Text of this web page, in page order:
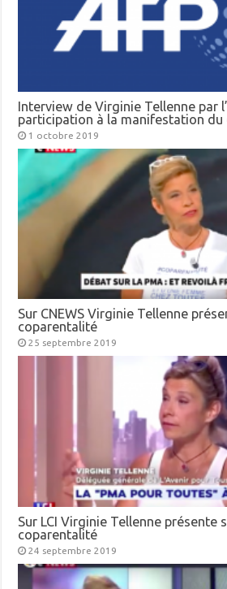
Interview de Virginie Tellenne par
participation à la manifestation du
1 octobre 2019
Sur CNEWS Virginie Tellenne
coparentalité
25 septembre 2019
Sur LCI Virginie Tellenne présente
coparentalité
24 septembre 2019